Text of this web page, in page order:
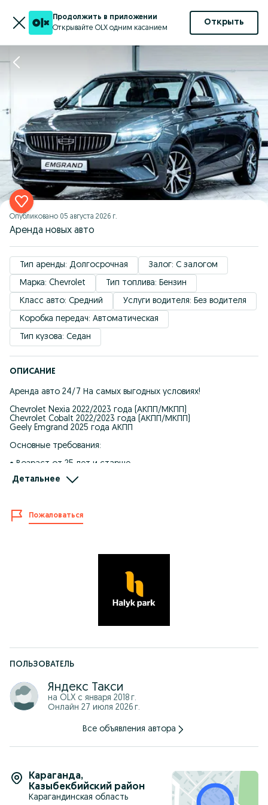
Продолжить в приложении
Открывайте OLX одним касанием
Открыть
Опубликовано 05 августа 2026 г.
Аренда новых авто
Тип аренды: Долгосрочная
Залог: С залогом
Марка: Chevrolet
Тип топлива: Бензин
Класс авто: Средний
Услуги водителя: Без водителя
Коробка передач: Автоматическая
Тип кузова: Седан
ОПИСАНИЕ
Аренда авто 24/7 На самых выгодных условиях!
Chevrolet Nexia 2022/2023 года (АКПП/МКПП)
Chevrolet Cobalt 2022/2023 года (АКПП/МКПП)
Geely Emgrand 2025 года АКПП
Основные требования:
• Возраст от 25 лет и старше
• Проживание и прописка в городе Караганда
ограниченно!
Машина круглосуточно в Вашем распоряжении!
Детальнее
Пожаловаться
ПОЛЬЗОВАТЕЛЬ
Яндекс Такси
на OLX с января 2018 г.
Онлайн 27 июля 2026 г.
Все объявления автора
Караганда,
Казыбекбийский район
Карагандинская область